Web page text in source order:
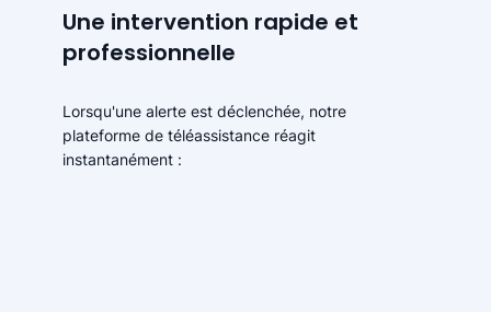
Une intervention rapide et
professionnelle
Lorsqu'une alerte est déclenchée, notre
plateforme de téléassistance réagit
instantanément :